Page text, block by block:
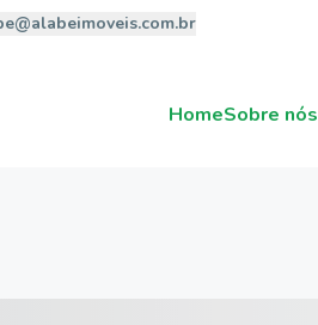
HomeSobre nós